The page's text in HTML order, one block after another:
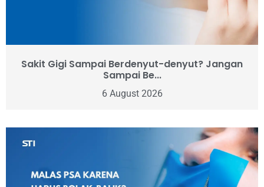
Sakit Gigi Sampai Berdenyut-denyut? Jangan
Sampai Be...
6 August 2026